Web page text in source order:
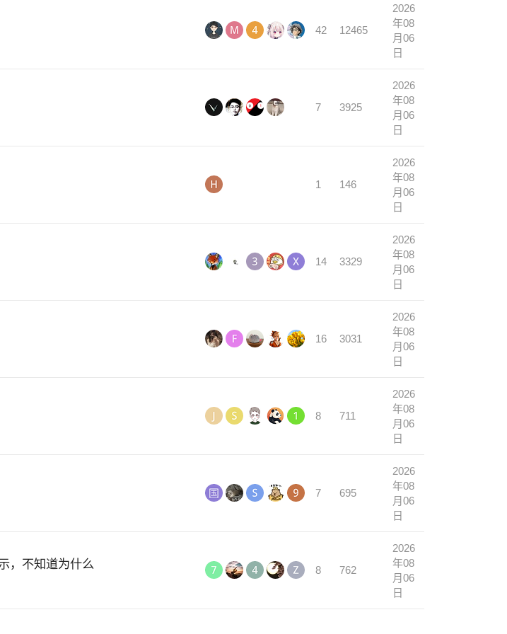
42 12465
2026
年08
月06
日
7 3925
2026
年08
月06
日
1 146
2026
年08
月06
日
14 3329
2026
年08
月06
日
16 3031
2026
年08
月06
日
8 711
2026
年08
月06
日
7 695
2026
年08
月06
日
，不知道为什么 8 762
2026
年08
月06
日